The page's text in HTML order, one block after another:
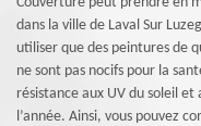
dans la ville de Laval Sur
utiliser que des peintures de
ne sont pas nocifs pour la
résistance aux UV du soleil
l’année. Ainsi, vous pouvez